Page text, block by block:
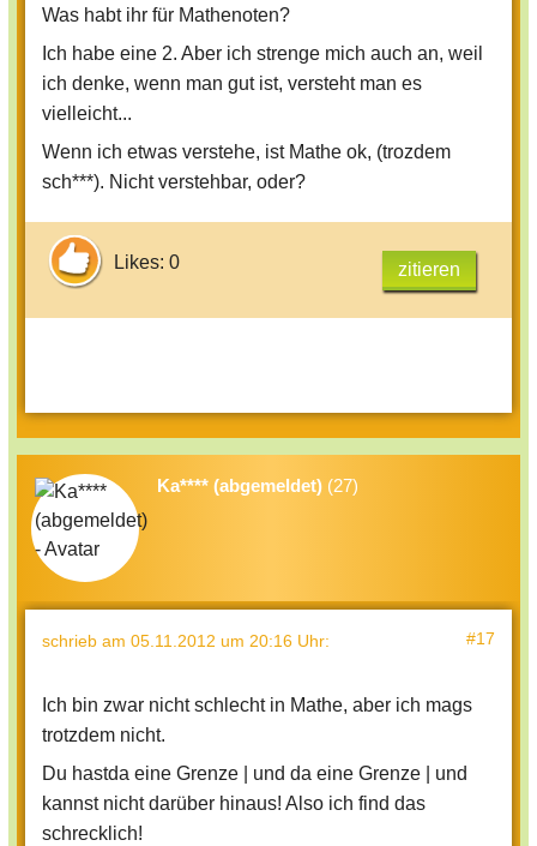
Was habt ihr für Mathenoten?
Ich habe eine 2. Aber ich strenge mich auch an, weil
ich denke, wenn man gut ist, versteht man es
vielleicht...
Wenn ich etwas verstehe, ist Mathe ok, (trozdem
sch***). Nicht verstehbar, oder?
Likes: 0 zitieren
Ka**** (abgemeldet) (27)
schrieb am 05.11.2012 um 20:16 Uhr: #17
Ich bin zwar nicht schlecht in Mathe, aber ich mags
trotzdem nicht.
Du hastda eine Grenze | und da eine Grenze | und
kannst nicht darüber hinaus! Also ich find das
schrecklich!